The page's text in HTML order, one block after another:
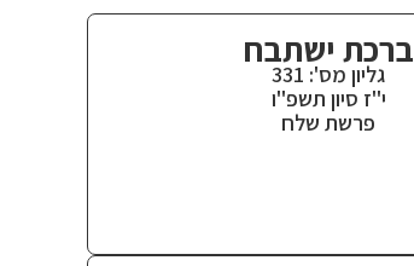
ברכת ישתבח
גליון מס': 331
י"ז סיון תשפ"ו
פרשת שלח